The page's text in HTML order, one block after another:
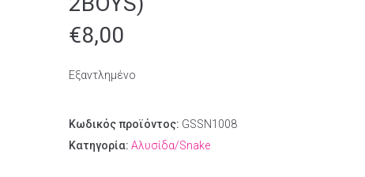
€8,00
Εξαντλημένο
Κωδικός προϊόντος: GSSN1008
Κατηγορία: Αλυσίδα/Snake